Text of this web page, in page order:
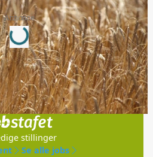
Annonce
Loading...
med
stillinger
Se alle jobs